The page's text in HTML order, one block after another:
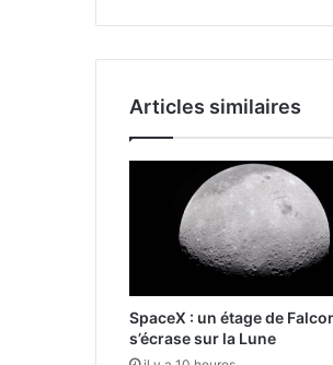
Articles similaires
SpaceX : un étage de
s’écrase sur la Lune